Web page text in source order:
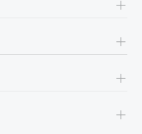
+
+
+